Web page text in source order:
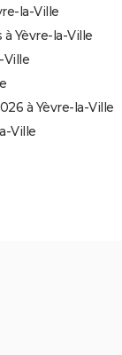
la-Ville
Yèvre-la-Ville
Ville
à Yèvre-la-Ville
Ville